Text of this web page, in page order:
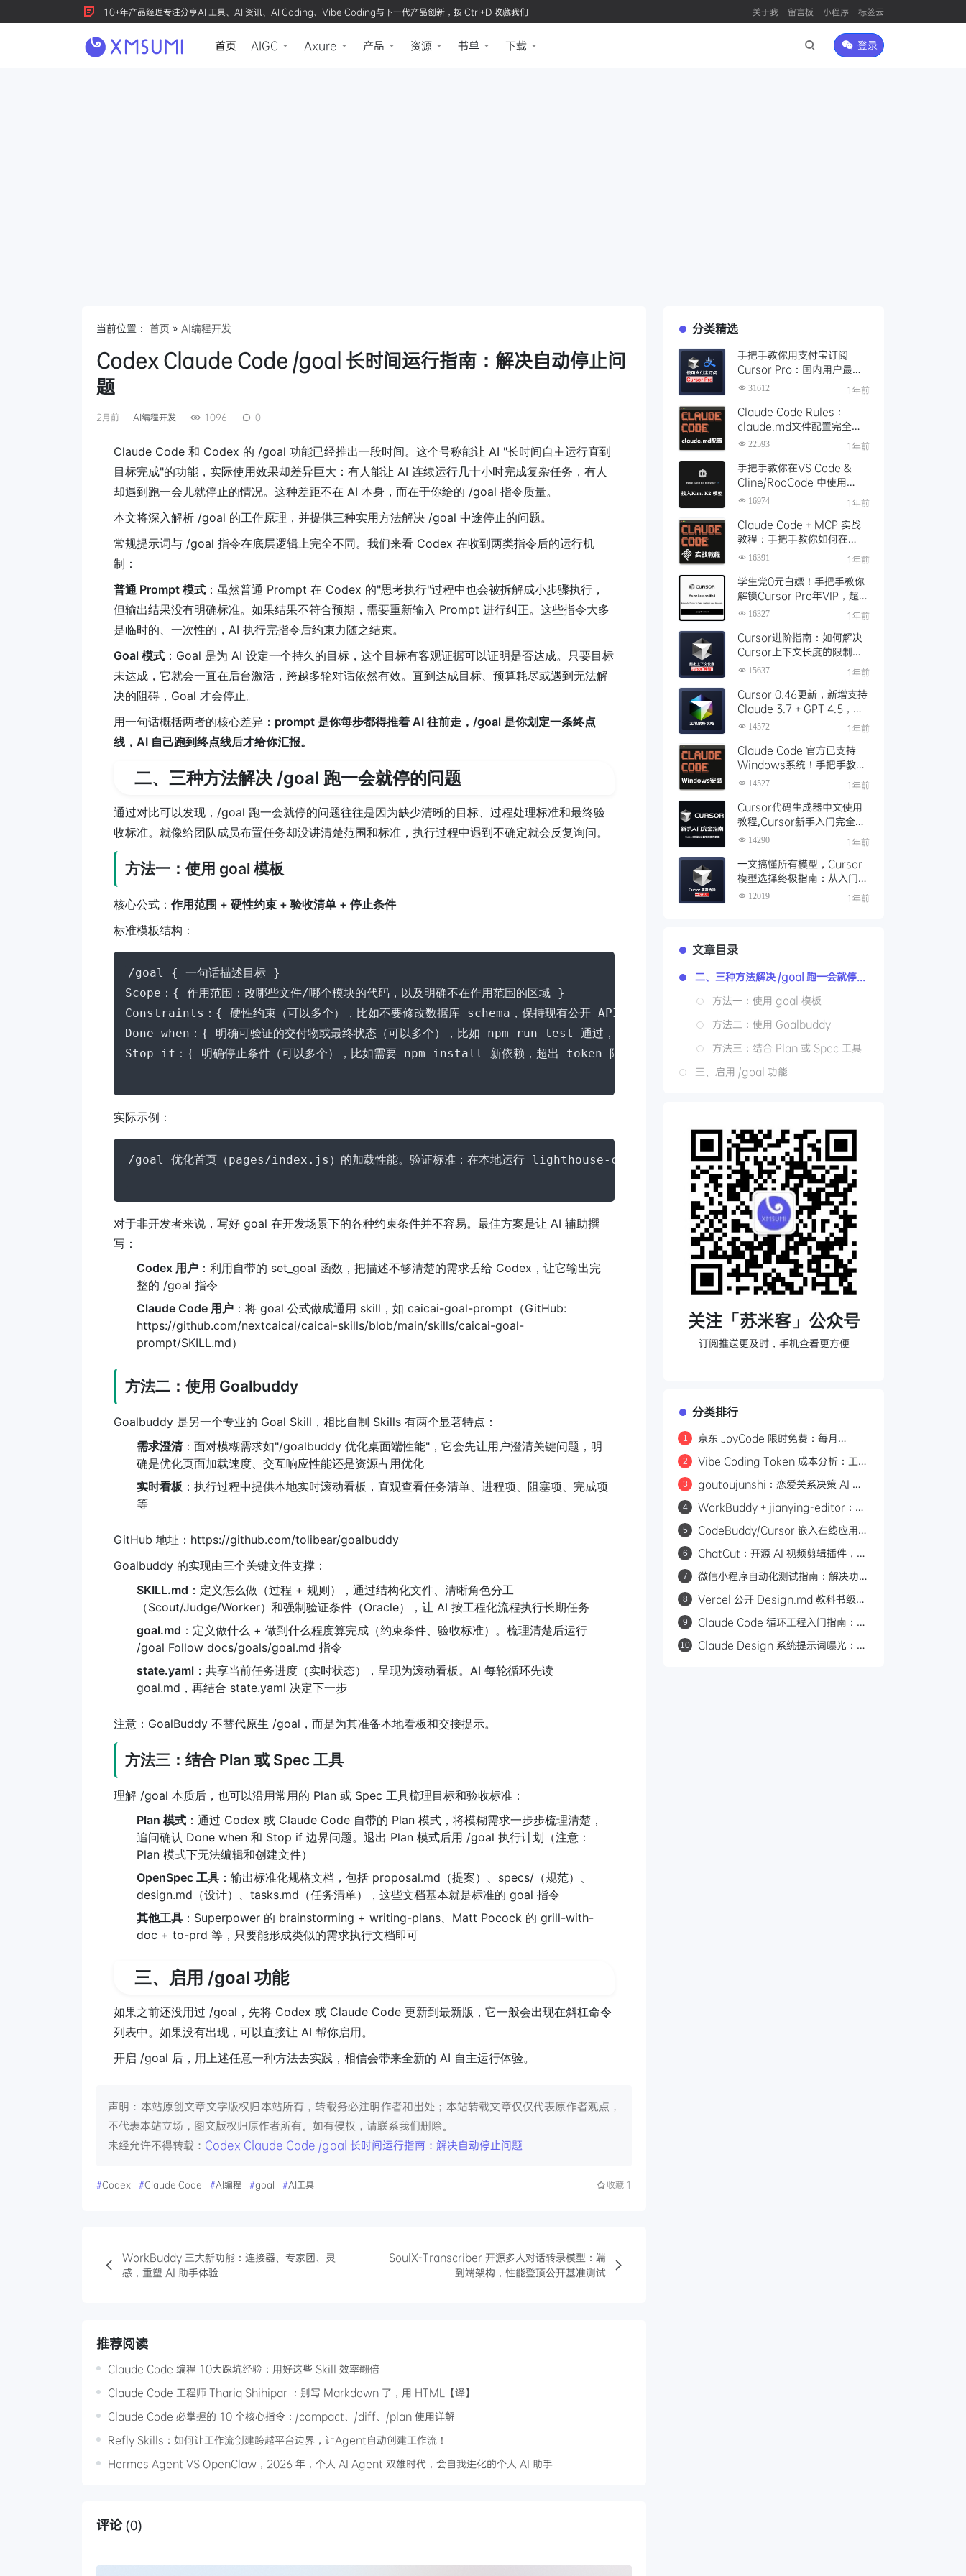
10+年产品经理专注分享AI 工具、AI 资讯、AI Coding、Vibe Coding与下一代产品创新，按 Ctrl+D 收藏我们 关于我 留言板 小程序 标签云
首页 AIGC Axure 产品 资源 书单 下载 登录
当前位置： 首页 » AI编程开发
Codex Claude Code /goal 长时间运行指南：解决自动停止问
题
2月前 AI编程开发 1096 0
Claude Code 和 Codex 的 /goal 功能已经推出一段时间。这个号称能让 AI "长时间自主运行直到
目标完成"的功能，实际使用效果却差异巨大：有人能让 AI 连续运行几十小时完成复杂任务，有人
却遇到跑一会儿就停止的情况。这种差距不在 AI 本身，而在于你给的 /goal 指令质量。
本文将深入解析 /goal 的工作原理，并提供三种实用方法解决 /goal 中途停止的问题。
常规提示词与 /goal 指令在底层逻辑上完全不同。我们来看 Codex 在收到两类指令后的运行机
制：
普通 Prompt 模式 ：虽然普通 Prompt 在 Codex 的"思考执行"过程中也会被拆解成小步骤执行，
但输出结果没有明确标准。如果结果不符合预期，需要重新输入 Prompt 进行纠正。这些指令大多
是临时的、一次性的，AI 执行完指令后约束力随之结束。
Goal 模式 ：Goal 是为 AI 设定一个持久的目标，这个目标有客观证据可以证明是否达成。只要目标
未达成，它就会一直在后台激活，跨越多轮对话依然有效。直到达成目标、预算耗尽或遇到无法解
决的阻碍，Goal 才会停止。
用一句话概括两者的核心差异： prompt 是你每步都得推着 AI 往前走，/goal 是你划定一条终点
线，AI 自己跑到终点线后才给你汇报。
二、三种方法解决 /goal 跑一会就停的问题
通过对比可以发现，/goal 跑一会就停的问题往往是因为缺少清晰的目标、过程处理标准和最终验
收标准。就像给团队成员布置任务却没讲清楚范围和标准，执行过程中遇到不确定就会反复询问。
方法一：使用 goal 模板
核心公式： 作用范围 + 硬性约束 + 验收清单 + 停止条件
标准模板结构：
/goal { 一句话描述目标 }
Scope：{ 作用范围：改哪些文件/哪个模块的代码，以及明确不在作用范围的区域 }
Constraints：{ 硬性约束（可以多个），比如不要修改数据库 schema，保持现有公开 API 不变，不允许新增 npm 依赖 }
Done when：{ 明确可验证的交付物或最终状态（可以多个），比如 npm run test 通过，checklist 全通过 }
实际示例：
对于非开发者来说，写好 goal 在开发场景下的各种约束条件并不容易。最佳方案是让 AI 辅助撰
写：
Codex 用户 ：利用自带的 set_goal 函数，把描述不够清楚的需求丢给 Codex，让它输出完
整的 /goal 指令
Claude Code 用户 ：将 goal 公式做成通用 skill，如 caicai-goal-prompt（GitHub:
https://github.com/nextcaicai/caicai-skills/blob/main/skills/caicai-goal-
prompt/SKILL.md）
方法二：使用 Goalbuddy
Goalbuddy 是另一个专业的 Goal Skill，相比自制 Skills 有两个显著特点：
需求澄清：面对模糊需求如"/goalbuddy 优化桌面端性能"，它会先让用户澄清关键问题，明
确是优化页面加载速度、交互响应性能还是资源占用优化
实时看板 ：执行过程中提供本地实时滚动看板，直观查看任务清单、进程项、阻塞项、完成项
等
GitHub 地址：https://github.com/tolibear/goalbuddy
Goalbuddy 的实现由三个关键文件支撑：
SKILL.md ：定义怎么做（过程 + 规则），通过结构化文件、清晰角色分工
（Scout/Judge/Worker）和强制验证条件（Oracle），让 AI 按工程化流程执行长期任务
goal.md ：定义做什么 + 做到什么程度算完成（约束条件、验收标准）。梳理清楚后运行
/goal Follow docs/goals/goal.md 指令
state.yaml ：共享当前任务进度（实时状态），呈现为滚动看板。AI 每轮循环先读
goal.md，再结合 state.yaml 决定下一步
注意：GoalBuddy 不替代原生 /goal，而是为其准备本地看板和交接提示。
方法三：结合 Plan 或 Spec 工具
理解 /goal 本质后，也可以沿用常用的 Plan 或 Spec 工具梳理目标和验收标准：
Plan 模式 ：通过 Codex 或 Claude Code 自带的 Plan 模式，将模糊需求一步步梳理清楚，
追问确认 Done when 和 Stop if 边界问题。退出 Plan 模式后用 /goal 执行计划（注意：
Plan 模式下无法编辑和创建文件）
OpenSpec 工具 ：输出标准化规格文档，包括 proposal.md（提案）、specs/（规范）、
design.md（设计）、tasks.md（任务清单），这些文档基本就是标准的 goal 指令
其他工具 ：Superpower 的 brainstorming + writing-plans、Matt Pocock 的 grill-with-
doc + to-prd 等，只要能形成类似的需求执行文档即可
三、启用 /goal 功能
如果之前还没用过 /goal，先将 Codex 或 Claude Code 更新到最新版，它一般会出现在斜杠命令
列表中。如果没有出现，可以直接让 AI 帮你启用。
开启 /goal 后，用上述任意一种方法去实践，相信会带来全新的 AI 自主运行体验。
声明：本站原创文章文字版权归本站所有，转载务必注明作者和出处；本站转载文章仅仅代表原作者观点，
不代表本站立场，图文版权归原作者所有。如有侵权，请联系我们删除。
未经允许不得转载： Codex Claude Code /goal 长时间运行指南：解决自动停止问题
#Codex #Claude Code #AI编程 #goal #AI工具 收藏 1
WorkBuddy 三大新功能：连接器、专家团、灵
感，重塑 AI 助手体验
SoulX-Transcriber 开源多人对话转录模型：端
到端架构，性能登顶公开基准测试
推荐阅读
Claude Code 编程 10大踩坑经验：用好这些 Skill 效率翻倍
Claude Code 工程师 Thariq Shihipar ：别写 Markdown 了，用 HTML【译】
Claude Code 必掌握的 10 个核心指令：/compact、/diff、/plan 使用详解
Refly Skills：如何让工作流创建跨越平台边界，让Agent自动创建工作流！
Hermes Agent VS OpenClaw，2026 年，个人 AI Agent 双雄时代，会自我进化的个人 AI 助手
评论 (0)
分类精选
手把手教你用支付宝订阅
Cursor Pro：国内用户最全
开通教程（附取消自动扣费）
31612 1年前
Claude Code Rules：
claude.md文件配置完全指
南 22593 1年前
手把手教你在VS Code &
Cline/RooCode 中使用
Kimi K2 模型，配置实录+开
16974 1年前
Claude Code + MCP 实战
教程：手把手教你如何在
Claude Code里面使用MCP
16391 1年前
学生党0元白嫖！手把手教你
解锁Cursor Pro年VIP，超详
细申请教程（附避坑指南）
16327 1年前
Cursor进阶指南：如何解决
Cursor上下文长度的限制超
出后”降智“问题
15637 1年前
Cursor 0.46更新，新增支持
Claude 3.7 + GPT 4.5，
Cursor Pro 无限续杯攻略，
14572 1年前
Claude Code 官方已支持
Windows系统！手把手教你
免费安装使用Claude Code
14527 1年前
Cursor代码生成器中文使用
教程,Cursor新手入门完全指
南,全网最全面详细的Cursor
14290 1年前
一文搞懂所有模型，Cursor
模型选择终极指南：从入门到
精通12019 1年前
文章目录
二、三种方法解决 /goal 跑一会就停的问题
方法一：使用 goal 模板
方法二：使用 Goalbuddy
方法三：结合 Plan 或 Spec 工具
三、启用 /goal 功能
关注「苏米客」公众号
订阅推送更及时，手机查看更方便
分类排行
1
京东 JoyCode 限时免费：每月
大模型
2
Vibe Coding Token 成本分析：工具
3
goutoujunshi：恋爱关系决策 AI 助
4
WorkBuddy + jianying-editor：5
5
CodeBuddy/Cursor 嵌入在线应用：
6
ChatCut：开源 AI 视频剪辑插件，用
7
微信小程序自动化测试指南：解决功能
8
Vercel 公开 Design.md 教科书级范
用规范详解
9
Claude Code 循环工程入门指南：基
环模式
10
Claude Design 系统提示词曝光：